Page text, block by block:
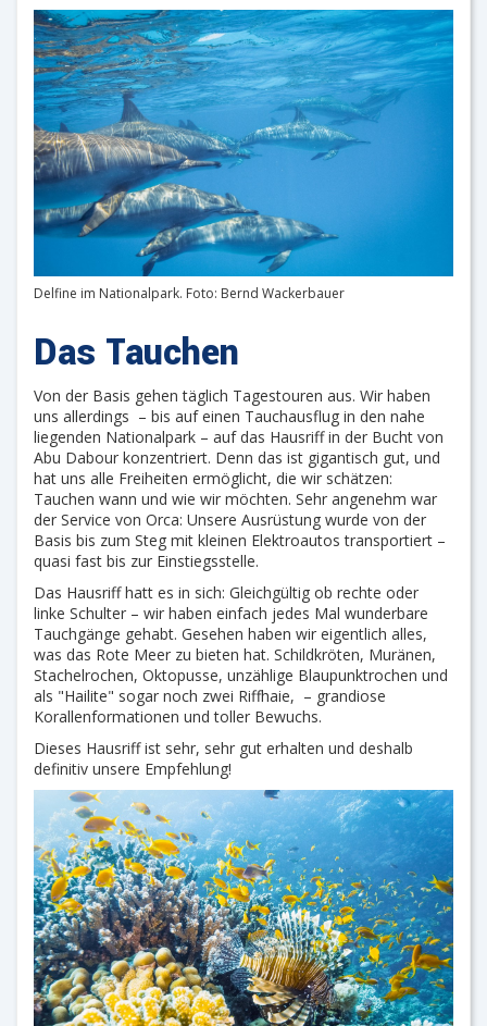
Delfine im Nationalpark. Foto: Bernd Wackerbauer
Das Tauchen
Von der Basis gehen täglich Tagestouren aus. Wir haben
uns allerdings – bis auf einen Tauchausflug in den nahe
liegenden Nationalpark – auf das Hausriff in der Bucht von
Abu Dabour konzentriert. Denn das ist gigantisch gut, und
hat uns alle Freiheiten ermöglicht, die wir schätzen:
Tauchen wann und wie wir möchten. Sehr angenehm war
der Service von Orca: Unsere Ausrüstung wurde von der
Basis bis zum Steg mit kleinen Elektroautos transportiert –
quasi fast bis zur Einstiegsstelle.
Das Hausriff hatt es in sich: Gleichgültig ob rechte oder
linke Schulter – wir haben einfach jedes Mal wunderbare
Tauchgänge gehabt. Gesehen haben wir eigentlich alles,
was das Rote Meer zu bieten hat. Schildkröten, Muränen,
Stachelrochen, Oktopusse, unzählige Blaupunktrochen und
als "Hailite" sogar noch zwei Riffhaie, – grandiose
Korallenformationen und toller Bewuchs.
Dieses Hausriff ist sehr, sehr gut erhalten und deshalb
definitiv unsere Empfehlung!